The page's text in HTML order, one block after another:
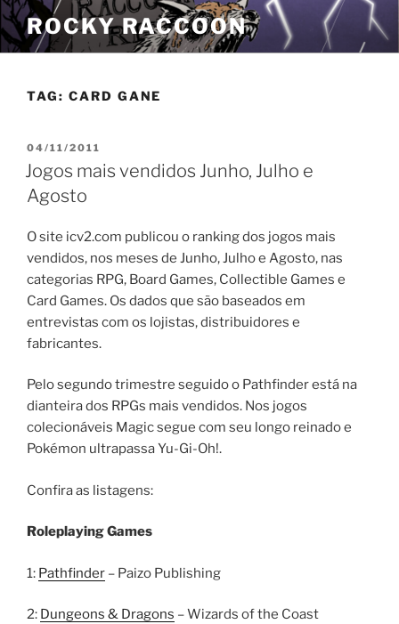
Pular
para
o
ROCKY RACCOON
TAG: CARD GANE
PUBLICADO
EM
04/11/2011
Jogos mais vendidos Junho, Julho e
Agosto
O site icv2.com publicou o ranking dos jogos mais
vendidos, nos meses de Junho, Julho e Agosto, nas
categorias RPG, Board Games, Collectible Games e
Card Games. Os dados que são baseados em
entrevistas com os lojistas, distribuidores e
fabricantes.
Pelo segundo trimestre seguido o Pathfinder está na
dianteira dos RPGs mais vendidos. Nos jogos
colecionáveis Magic segue com seu longo reinado e
Pokémon ultrapassa Yu-Gi-Oh!.
Confira as listagens:
Roleplaying Games
1: Pathfinder – Paizo Publishing
2: Dungeons & Dragons – Wizards of the Coast